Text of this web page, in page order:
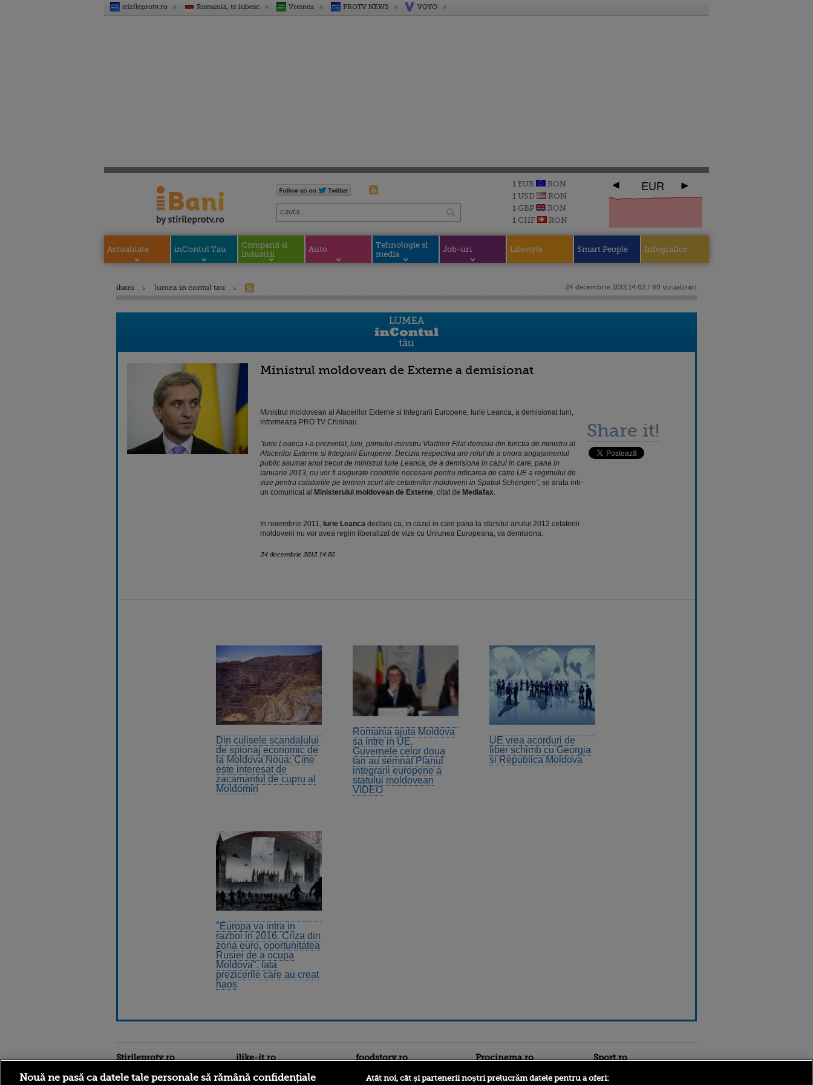
stirileprotv.ro Romania, te iubesc Vremea PROTV NEWS VOYO
1 EUR
RON
1 USD
RON
1 GBP
RON
1 CHF
RON
EUR
Actualitate inContul Tau
Companii si
industrii
Auto
Tehnologie si
media
Job-uri Lifestyle Smart People Infografice
ibani lumea in contul tau 24 decembrie 2012 14:02 / 80 vizualizari
Ministrul moldovean de Externe a demisionat
Ministrul moldovean al Afacerilor Externe si Integrarii Europene, Iurie Leanca, a demisionat luni,
informeaza PRO TV Chisinau.
"Iurie Leanca i-a prezentat, luni, primului-ministru Vladimir Filat demisia din functia de ministru al
Afacerilor Externe si Integrarii Europene. Decizia respectiva are rolul de a onora angajamentul
public asumat anul trecut de ministrul Iurie Leanca, de a demisiona in cazul in care, pana in
ianuarie 2013, nu vor fi asigurate conditiile necesare pentru ridicarea de catre UE a regimului de
vize pentru calatoriile pe termen scurt ale cetatenilor moldoveni in Spatiul Schengen", se arata intr-
un comunicat al Ministerului moldovean de Externe, citat de Mediafax.
In noiembrie 2011,Iurie Leancadeclara ca, in cazul in care pana la sfarsitul anului 2012 cetatenii
moldoveni nu vor avea regim liberalizat de vize cu Uniunea Europeana, va demisiona.
24 decembrie 2012 14:02
Share it!
Din culisele scandalului
de spionaj economic de
la Moldova Noua: Cine
este interesat de
zacamantul de cupru al
Moldomin
Romania ajuta Moldova
sa intre in UE.
Guvernele celor doua
tari au semnat Planul
integrarii europene a
statului moldovean
VIDEO
UE vrea acorduri de
liber schimb cu Georgia
si Republica Moldova
"Europa va intra in
razboi in 2016. Criza din
zona euro, oportunitatea
Rusiei de a ocupa
Moldova". Iata
prezicerile care au creat
haos
Stirileprotv.ro ilike-it.ro foodstory.ro Procinema.ro Sport.ro
Nouă ne pasă ca datele tale personale să rămână confidențiale Atât noi, cât și partenerii noștri prelucrăm datele pentru a oferi: